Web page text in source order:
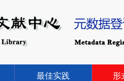
最佳实践 形